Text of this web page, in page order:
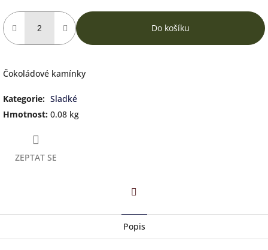
Do košíku
Čokoládové kamínky
Kategorie: Sladké
Hmotnost: 0.08 kg
ZEPTAT SE
Popis